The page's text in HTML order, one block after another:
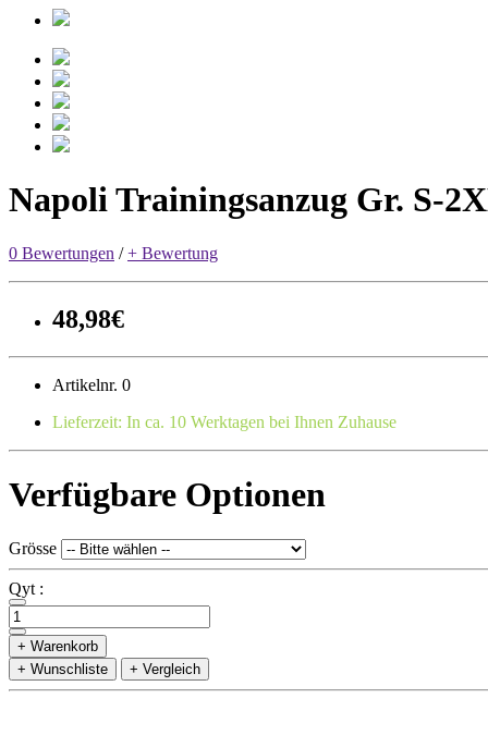
Napoli Trainingsanzug Gr. S-
0 Bewertungen /+ Bewertung
48,98€
Artikelnr. 0
Lieferzeit: In ca. 10 Werktagen bei Ihnen Zuhause
Verfügbare Optionen
Grösse
Qyt :
+ Warenkorb
+ Wunschliste
+ Vergleich